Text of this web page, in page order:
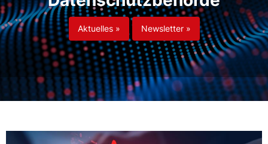
Aktuelles » Newsletter »